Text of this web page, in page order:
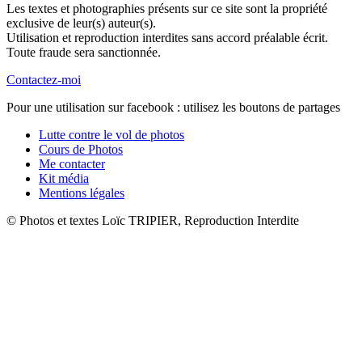
Les textes et photographies présents sur ce site sont la propriété
exclusive de leur(s) auteur(s).
Utilisation et reproduction interdites sans accord préalable écrit.
Toute fraude sera sanctionnée.
Contactez-moi
Pour une utilisation sur facebook : utilisez les boutons de partages
Lutte contre le vol de photos
Cours de Photos
Me contacter
Kit média
Mentions légales
© Photos et textes Loïc TRIPIER, Reproduction Interdite